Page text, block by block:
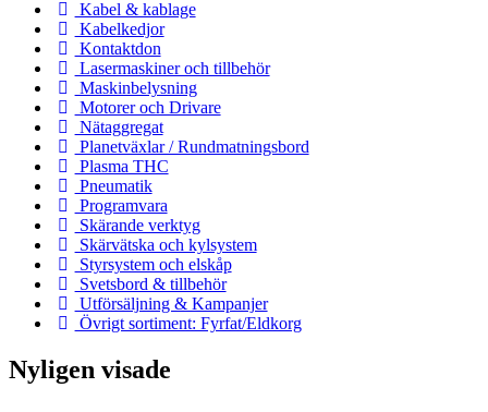
Kabel & kablage
Kabelkedjor
Kontaktdon
Lasermaskiner och tillbehör
Maskinbelysning
Motorer och Drivare
Nätaggregat
Planetväxlar / Rundmatningsbord
Plasma THC
Pneumatik
Programvara
Skärande verktyg
Skärvätska och kylsystem
Styrsystem och elskåp
Svetsbord & tillbehör
Utförsäljning & Kampanjer
Övrigt sortiment: Fyrfat/Eldkorg
Nyligen visade